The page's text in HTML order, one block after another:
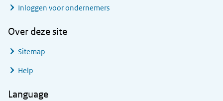
Inloggen voor ondernemers
Over deze site
Sitemap
Help
Language